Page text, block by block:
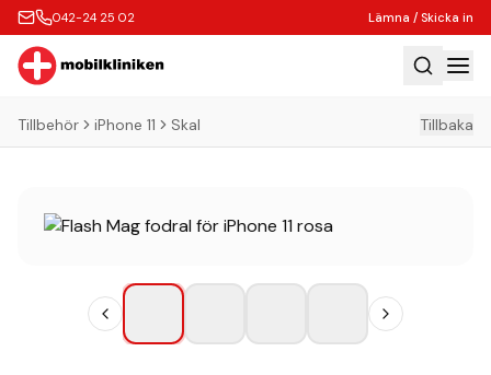
042-24 25 02 Lämna / Skicka in
Hem
Köp
Boka Express
Lämna / Skicka in
Tillbehör iPhone 11 Skal Tillbaka